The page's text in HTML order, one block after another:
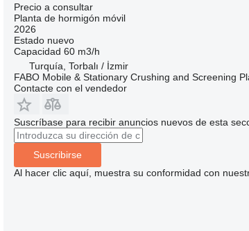
Precio a consultar
Planta de hormigón móvil
2026
Estadonuevo
Capacidad 60 m3/h
Turquía, Torbalı / İzmir
FABO Mobile & Stationary Crushing and Screening
Contacte con el vendedor
Suscríbase para recibir anuncios nuevos de esta
Suscribirse
Al hacer clic aquí, muestra su conformidad con